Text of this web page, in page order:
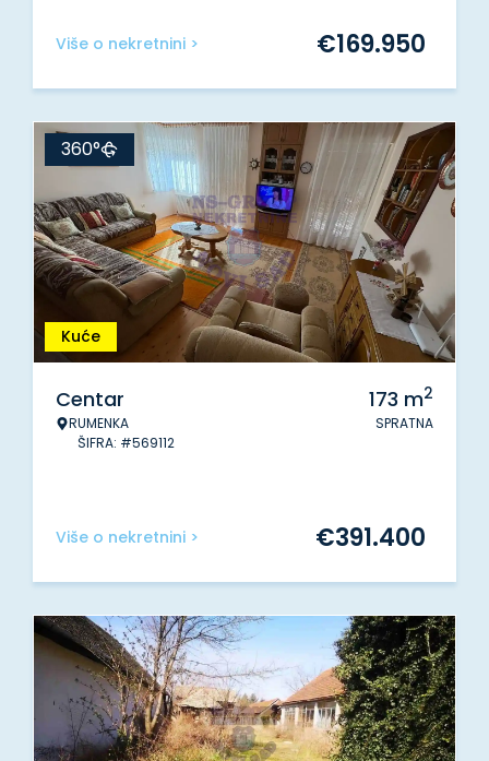
Više o nekretnini > €169.950
Kuće
360°
Centar
RUMENKA
ŠIFRA: #569112
173 m2
SPRATNA
Više o nekretnini > €391.400